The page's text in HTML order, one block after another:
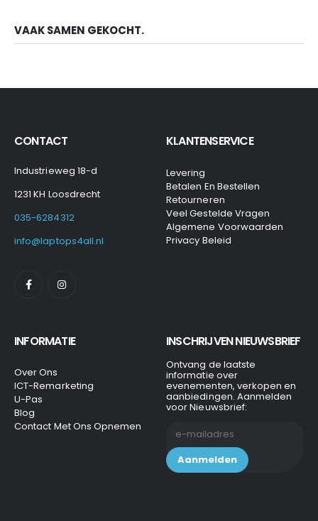
VAAK SAMEN GEKOCHT.
CONTACT
Industrieweg 18-d
1231 KH Loosdrecht
035-6284312
info@laptops4all.nl
KLANTENSERVICE
Levering
Betalen En Bestellen
Retourneren
Veel Gestelde Vragen
Algemene Voorwaarden
Privacy Beleid
INFORMATIE
Over Ons
ICT-Remarketing
U-Pas
Blog
Contact Met Ons Opnemen
INSCHRIJVEN NIEUWSBRIEF
Ontvang de laatste
informatie over
evenementen, verkopen en
aanbiedingen. Aanmelden
voor Nieuwsbrief: